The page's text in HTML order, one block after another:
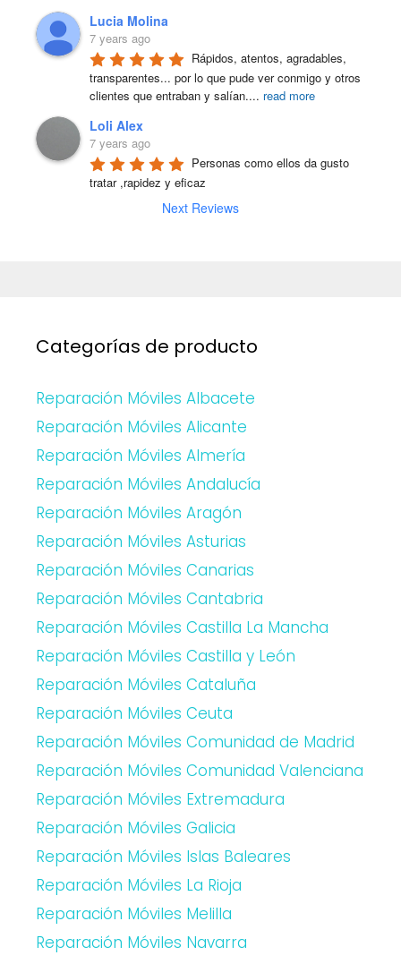
Lucia Molina
7 years ago
Rápidos, atentos, agradables,
transparentes... por lo que pude ver conmigo y otros
clientes que entraban y salían.... read more
Loli Alex
7 years ago
Personas como ellos da gusto
tratar ,rapidez y eficaz
Next Reviews
Categorías de producto
Reparación Móviles Albacete
Reparación Móviles Alicante
Reparación Móviles Almería
Reparación Móviles Andalucía
Reparación Móviles Aragón
Reparación Móviles Asturias
Reparación Móviles Canarias
Reparación Móviles Cantabria
Reparación Móviles Castilla La Mancha
Reparación Móviles Castilla y León
Reparación Móviles Cataluña
Reparación Móviles Ceuta
Reparación Móviles Comunidad de Madrid
Reparación Móviles Comunidad Valenciana
Reparación Móviles Extremadura
Reparación Móviles Galicia
Reparación Móviles Islas Baleares
Reparación Móviles La Rioja
Reparación Móviles Melilla
Reparación Móviles Navarra